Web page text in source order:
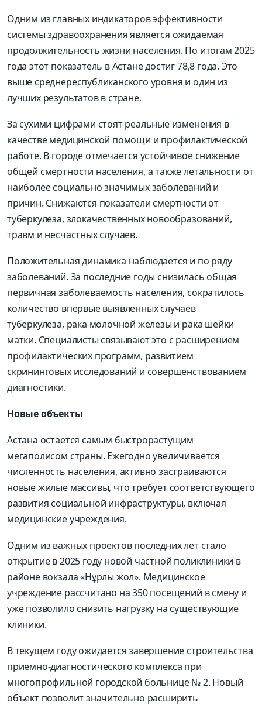
Одним из главных индикаторов эффективности
системы здравоохранения является ожидаемая
продолжительность жизни населения. По итогам 2025
года этот показатель в Астане достиг 78,8 года. Это
выше среднереспубликанского уровня и один из
лучших результатов в стране.
За сухими цифрами стоят реальные изменения в
качестве медицинской помощи и профилактической
работе. В городе отмечается устойчивое снижение
общей смертности населения, а также летальности от
наиболее социально значимых заболеваний и
причин. Снижаются показатели смертности от
туберкулеза, злокачественных новообразований,
травм и несчастных случаев.
Положительная динамика наблюдается и по ряду
заболеваний. За последние годы снизилась общая
первичная заболеваемость населения, сократилось
количество впервые выявленных случаев
туберкулеза, рака молочной железы и рака шейки
матки. Специалисты связывают это с расширением
профилактических программ, развитием
скрининговых исследований и совершенствованием
диагностики.
Новые объекты
Астана остается самым быстрорастущим
мегаполисом страны. Ежегодно увеличивается
численность населения, активно застраиваются
новые жилые массивы, что требует соответствующего
развития социальной инфраструктуры, включая
медицинские учреждения.
Одним из важных проектов последних лет стало
открытие в 2025 году новой частной поликлиники в
районе вокзала «Нұрлы жол». Медицинское
учреждение рассчитано на 350 посещений в смену и
уже позволило снизить нагрузку на существующие
клиники.
В текущем году ожидается завершение строительства
приемно-диагностического комплекса при
многопрофильной городской больнице № 2. Новый
объект позволит значительно расширить